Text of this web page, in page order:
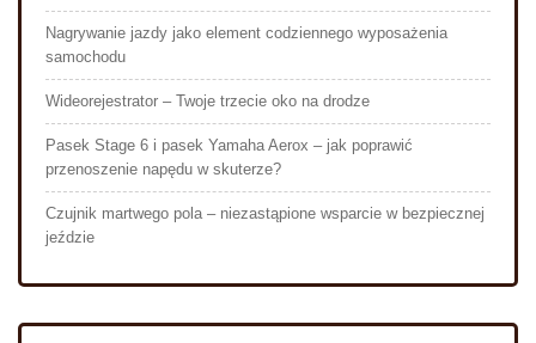
Nagrywanie jazdy jako element codziennego wyposażenia
samochodu
Wideorejestrator – Twoje trzecie oko na drodze
Pasek Stage 6 i pasek Yamaha Aerox – jak poprawić
przenoszenie napędu w skuterze?
Czujnik martwego pola – niezastąpione wsparcie w bezpiecznej
jeździe